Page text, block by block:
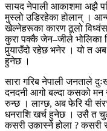
सायद नेपाली आकाशमा अझै
मुस्लो उडिरहेका होलान् ।
खेल्नेहरूका कारण ठूलो
कुरा पक्कै जेन–जीले भोलिका
पुर्‍याउँदो रहेछ भनेर । यो त
हुनेछ ।
सारा गरिब नेपाली जनताले
दनदनी आगो बल्दा कसको मन
रुन्छ । लाग्छ, अब फेरि यी
धनराशि खर्च हुनेछ । उसै त
कसरी उकास्ने होला ?